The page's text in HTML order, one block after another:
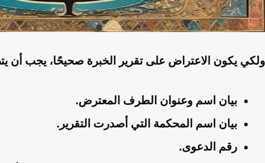
ولكي يكون الاعتراض على تقرير الخبرة صحيحًا، يجب أن
بيان اسم وعنوان الطرف المعترض.
بيان اسم المحكمة التي أصدرت التقرير.
رقم الدعوى.